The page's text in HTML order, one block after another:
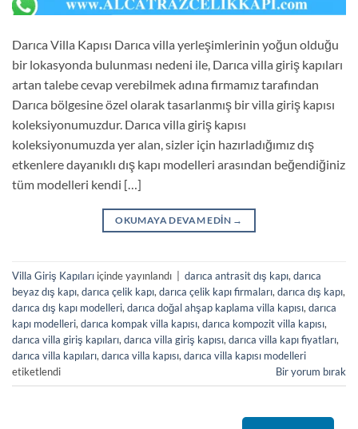
Darıca Villa Kapısı Darıca villa yerleşimlerinin yoğun olduğu
bir lokasyonda bulunması nedeni ile, Darıca villa giriş kapıları
artan talebe cevap verebilmek adına firmamız tarafından
Darıca bölgesine özel olarak tasarlanmış bir villa giriş kapısı
koleksiyonumuzdur. Darıca villa giriş kapısı
koleksiyonumuzda yer alan, sizler için hazırladığımız dış
etkenlere dayanıklı dış kapı modelleri arasından beğendiğiniz
tüm modelleri kendi […]
OKUMAYA DEVAM EDIN →
Villa Giriş Kapıları içinde yayınlandı darıca antrasit dış kapı, darıca
beyaz dış kapı, darıca çelik kapı, darıca çelik kapı firmaları, darıca dış kapı,
darıca dış kapı modelleri, darıca doğal ahşap kaplama villa kapısı, darıca
kapı modelleri, darıca kompak villa kapısı, darıca kompozit villa kapısı,
darıca villa giriş kapıları, darıca villa giriş kapısı, darıca villa kapı fiyatları,
darıca villa kapıları, darıca villa kapısı, darıca villa kapısı modelleri
etiketlendi
Bir yorum bırak